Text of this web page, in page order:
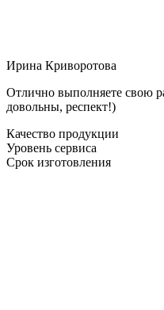
Ирина Криворотова
Отлично выполняете свою
довольны, респект!)
Качество продукции
Уровень сервиса
Срок изготовления